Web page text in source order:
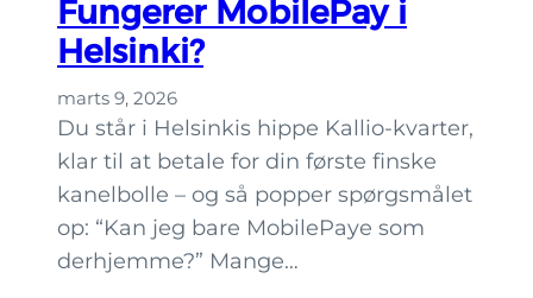
Fungerer MobilePay i
Helsinki?
marts 9, 2026
Du står i Helsinkis hippe Kallio-kvarter,
klar til at betale for din første finske
kanelbolle – og så popper spørgsmålet
op: “Kan jeg bare MobilePaye som
derhjemme?” Mange…